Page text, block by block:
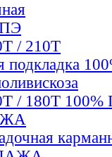
/ 210Т
подкладка
/ 180Т 100%